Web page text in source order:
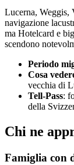
Lucerna, Weggis,
navigazione
ma Hotelcard e
scendono
Periodo
Cosa
vecchia di
Tell-Pass:
della
Chi ne
Famiglia con